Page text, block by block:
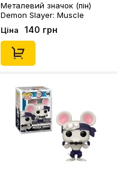
Металевий значок (пін)
Demon Slayer: Muscle
Mouse, (14492)
Ціна 140 грн